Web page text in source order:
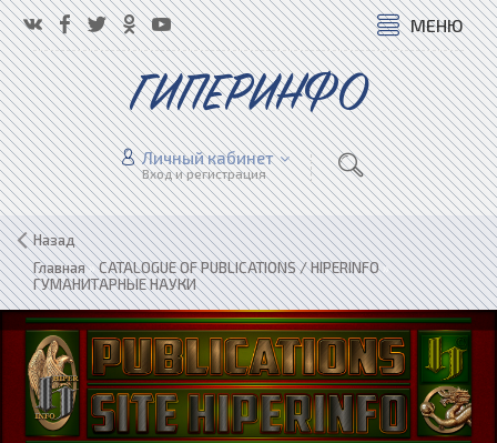
МЕНЮ
ГИПЕРИНФО
Личный кабинет
Вход и регистрация
Назад
Главная»CATALOGUE OF PUBLICATIONS / HIPERINFO»
ГУМАНИТАРНЫЕ НАУКИ